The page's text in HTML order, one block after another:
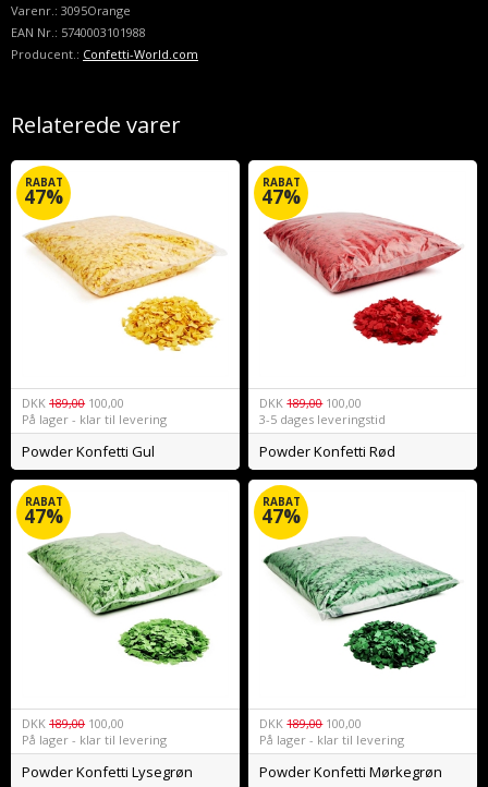
Varenr.: 3095Orange
EAN Nr.: 5740003101988
Producent.: Confetti-World.com
Relaterede varer
RABAT
47%
DKK 189,00 100,00
På lager - klar til levering
Powder Konfetti Gul
RABAT
47%
DKK 189,00 100,00
3-5 dages leveringstid
Powder Konfetti Rød
RABAT
47%
DKK 189,00 100,00
På lager - klar til levering
Powder Konfetti Lysegrøn
RABAT
47%
DKK 189,00 100,00
På lager - klar til levering
Powder Konfetti Mørkegrøn